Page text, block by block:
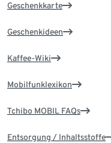
Geschenkkarte
Geschenkideen
Kaffee-Wiki
Mobilfunklexikon
Tchibo MOBIL FAQs
Entsorgung / Inhaltsstoffe